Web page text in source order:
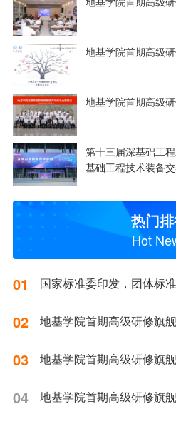
地基学院首期高级
地基学院首期高级
第十三届深基础工
基础工程技术装备
热门
Hot
01 国家标准委印发，团体标
02 地基学院首期高级研修旗
03 地基学院首期高级研修旗
04 地基学院首期高级研修旗